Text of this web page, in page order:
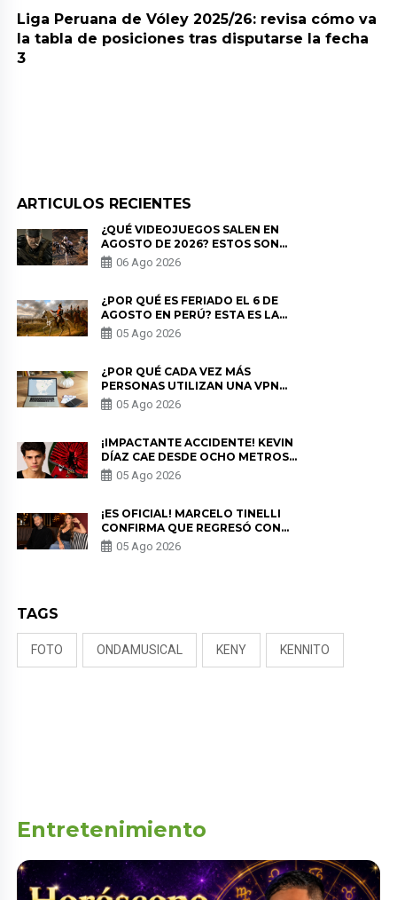
Liga Peruana de Vóley 2025/26: revisa cómo va
la tabla de posiciones tras disputarse la fecha
3
ARTICULOS RECIENTES
¿QUÉ VIDEOJUEGOS SALEN EN
AGOSTO DE 2026? ESTOS SON
LOS ESTRENOS MÁS ESPERADOS
06 Ago 2026
¿POR QUÉ ES FERIADO EL 6 DE
AGOSTO EN PERÚ? ESTA ES LA
HISTORIA
05 Ago 2026
¿POR QUÉ CADA VEZ MÁS
PERSONAS UTILIZAN UNA VPN
PARA PROTEGER SU
PRIVACIDAD?
05 Ago 2026
¡IMPACTANTE ACCIDENTE! KEVIN
DÍAZ CAE DESDE OCHO METROS
EN “ESTO ES GUERRA” Y GENERA
PREOCUPACIÓN
05 Ago 2026
¡ES OFICIAL! MARCELO TINELLI
CONFIRMA QUE REGRESÓ CON
MILETT FIGUEROA: “EL AMOR
PUDO MÁS”
05 Ago 2026
TAGS
FOTO ONDAMUSICAL KENY KENNITO
Entretenimiento